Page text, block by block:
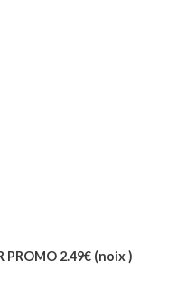
PROMO 2.49€ (noix )